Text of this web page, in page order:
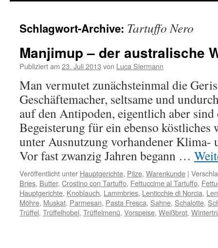
Schlagwort-Archive: Tartuffo Nero
Manjimup – der australische
Publiziert am 23. Juli 2013 von Luca Siermann
Man vermutet zunächsteinmal die
Geschäftemacher, seltsame und
auf den Antipoden, eigentlich aber sind
Begeisterung für ein ebenso köstliches
unter Ausnutzung vorhandener Klima-
Vor fast zwanzig Jahren begann …
Veröffentlicht unter Hauptgerichte, Pilze, Warenkunde |
Bries, Butter, Crostino con Tartuffo, Fettuccime al Tartuffo,
Hauptgerichte, Knoblauch, Lammbries, Lenticchie di Norcia,
Möhre, Muskat, Parmesan, Pasta Fresca, Sahne, Schalotte,
Trüffel, Trüffelhobel, Trüffelmenü, Vorspeise, Weißbrot,